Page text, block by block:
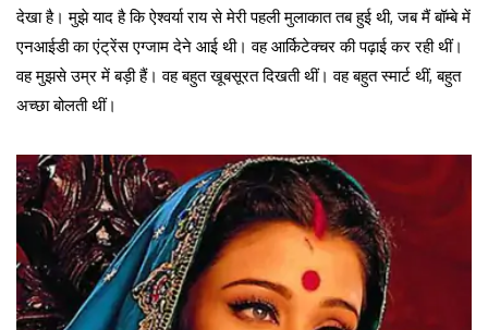
देखा है। मुझे याद है कि ऐश्वर्या राय से मेरी पहली मुलाकात तब हुई थी, जब मैं बॉम्बे में
एनआईडी का एंट्रेंस एग्जाम देने आई थी। वह आर्किटेक्चर की पढ़ाई कर रही थीं।
वह मुझसे उम्र में बड़ी हैं। वह बहुत खूबसूरत दिखती थीं। वह बहुत स्मार्ट थीं, बहुत
अच्छा बोलती थीं।